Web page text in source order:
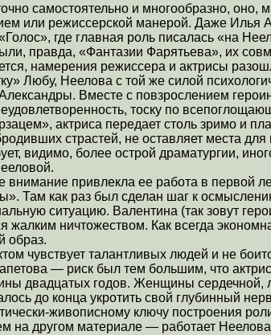
самостоятельно и многообразно, оно,
или режиссерской манерой. Даже
где главная роль писалась «на
правда, «Фантазии Фарятьева», их
намерения режиссера и актрисы
Любу, Неелова с той же силой
Вместе с повзрослением
тоску по
актриса передает столь зримо и
страстей, не оставляет места
видимо, более острой драматургии,
внимание привлекла ее работа в первой
Там как раз был сделан шаг к
ситуацию. Валентина (так зовут
жалким ничтожеством. Как всегда
образ.
чувствует талантливых людей и не
— риск был тем большим, что
двадцатых годов. Женщины
до конца укротить свой глубинный
живописному ключу построения
на другом материале — работает